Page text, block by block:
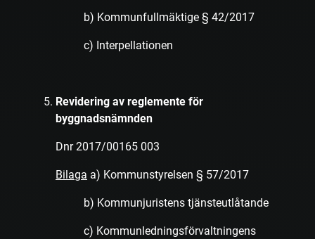
b) Kommunfullmäktige § 42/2017
c) Interpellationen
Revidering av reglemente för
byggnadsnämnden
Dnr 2017/00165 003
Bilaga a) Kommunstyrelsen § 57/2017
b) Kommunjuristens tjänsteutlåtande
c) Kommunledningsförvaltningens